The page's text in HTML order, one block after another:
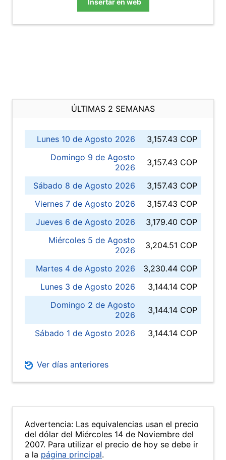
Insertar en web
ÚLTIMAS 2 SEMANAS
Lunes 10 de Agosto 2026
3,157.43 COP
Domingo 9 de Agosto
2026
3,157.43 COP
Sábado 8 de Agosto 2026
3,157.43 COP
Viernes 7 de Agosto 2026
3,157.43 COP
Jueves 6 de Agosto 2026
3,179.40 COP
Miércoles 5 de Agosto
2026
3,204.51 COP
Martes 4 de Agosto 2026
3,230.44 COP
Lunes 3 de Agosto 2026
3,144.14 COP
Domingo 2 de Agosto
2026
3,144.14 COP
Sábado 1 de Agosto 2026 3,144.14 COP
Ver días anteriores
Advertencia: Las equivalencias usan el precio
del dólar del Miércoles 14 de Noviembre del
2007. Para utilizar el precio de hoy se debe ir
a la página principal.